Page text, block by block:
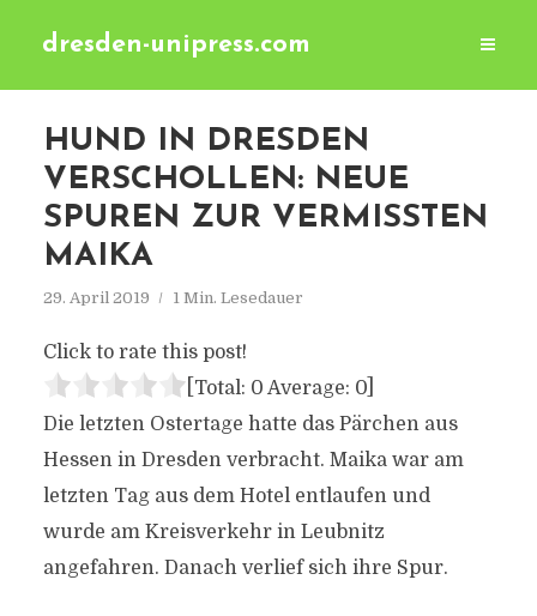
dresden-unipress.com
HUND IN DRESDEN
VERSCHOLLEN: NEUE
SPUREN ZUR VERMISSTEN
MAIKA
29. April 2019 1 Min. Lesedauer
Click to rate this post!
[Total: 0 Average: 0]
Die letzten Ostertage hatte das Pärchen aus
Hessen in Dresden verbracht. Maika war am
letzten Tag aus dem Hotel entlaufen und
wurde am Kreisverkehr in Leubnitz
angefahren. Danach verlief sich ihre Spur.